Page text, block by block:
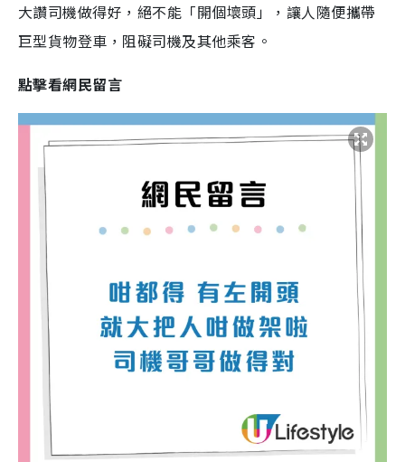
大讚司機做得好，絕不能「開個壞頭」，讓人隨便攜帶
巨型貨物登車，阻礙司機及其他乘客。
點擊看網民留言